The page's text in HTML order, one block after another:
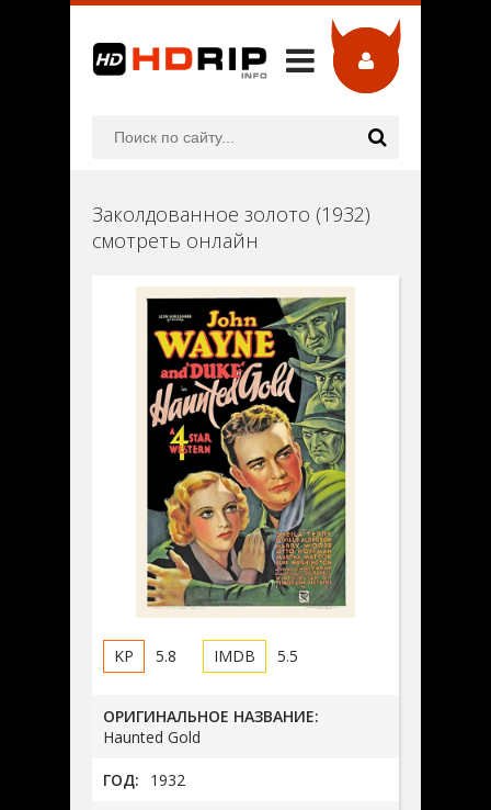
Заколдованное золото (1932)
смотреть онлайн
5.8 5.5
ОРИГИНАЛЬНОЕ НАЗВАНИЕ:
Haunted Gold
ГОД: 1932